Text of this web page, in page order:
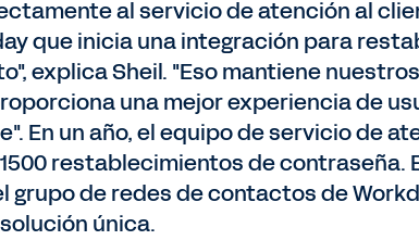
al servicio de atención al
que inicia una integración para
explica Sheil. "Eso mantiene
una mejor experiencia de
En un año, el equipo de servicio de
restablecimientos de contraseña.
de redes de contactos de
única.